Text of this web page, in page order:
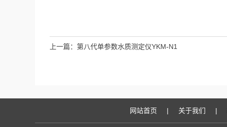
上一篇： 第八代单参数水质测定仪YKM-N1
网站首页 | 关于我们 |